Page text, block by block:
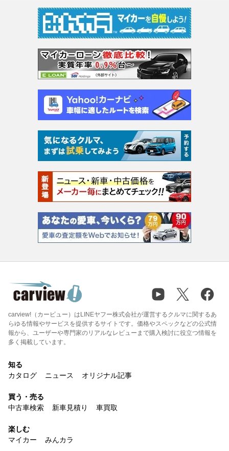
carview!（カービュー）はLINEヤフー株式会社が運営するクルマに関するあ
らゆる情報やサービスを提供するサイトです。価格やスペックなどの公式情
報から、ユーザーや専門家のリアルなレビューまで購入検討に役立つ情報を
多く掲載しています。
知る
カタログ
ニュース オリジナル記事
買う・売る
中古車検索
新車見積り 車買取
楽しむ
マイカー
みんカラ